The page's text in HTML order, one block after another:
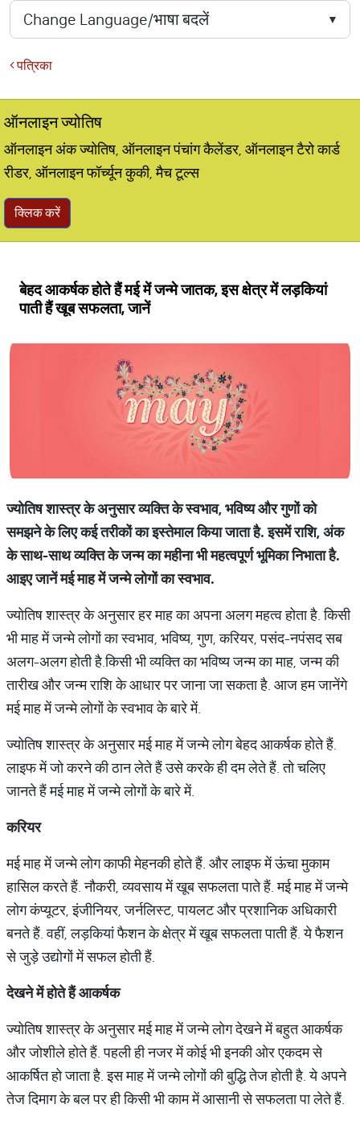
पत्रिका
ऑनलाइन ज्योतिष
ऑनलाइन अंक ज्योतिष, ऑनलाइन पंचांग कैलेंडर, ऑनलाइन टैरो कार्ड
रीडर, ऑनलाइन फॉर्च्यून कुकी, मैच टूल्स
क्लिक करें
बेहद आकर्षक होते हैं मई में जन्मे जातक, इस क्षेत्र में लड़कियां
पाती हैं खूब सफलता, जानें
ज्योतिष शास्त्र के अनुसार व्यक्ति के स्वभाव, भविष्य और गुणों को
समझने के लिए कई तरीकों का इस्तेमाल किया जाता है. इसमें राशि, अंक
के साथ-साथ व्यक्ति के जन्म का महीना भी महत्वपूर्ण भूमिका निभाता है.
आइए जानें मई माह में जन्मे लोगों का स्वभाव.
ज्योतिष शास्त्र के अनुसार हर माह का अपना अलग महत्व होता है. किसी
भी माह में जन्मे लोगों का स्वभाव, भविष्य, गुण, करियर, पसंद-नपंसद सब
अलग-अलग होती है.किसी भी व्यक्ति का भविष्य जन्म का माह, जन्म की
तारीख और जन्म राशि के आधार पर जाना जा सकता है. आज हम जानेंगे
मई माह में जन्मे लोगों के स्वभाव के बारे में.
ज्योतिष शास्त्र के अनुसार मई माह में जन्मे लोग बेहद आकर्षक होते हैं.
लाइफ में जो करने की ठान लेते हैं उसे करके ही दम लेते हैं. तो चलिए
जानते हैं मई माह में जन्मे लोगों के बारे में.
करियर
मई माह में जन्मे लोग काफी मेहनकी होते हैं. और लाइफ में ऊंचा मुकाम
हासिल करते हैं. नौकरी, व्यवसाय में खूब सफलता पाते हैं. मई माह में जन्मे
लोग कंप्यूटर, इंजीनियर, जर्नलिस्ट, पायलट और प्रशानिक अधिकारी
बनते हैं. वहीं, लड़कियां फैशन के क्षेत्र में खूब सफलता पाती हैं. ये फैशन
से जुड़े उद्योगों में सफल होती हैं.
देखनेमेंहोतेहैंआकर्षक
ज्योतिष शास्त्र के अनुसार मई माह में जन्मे लोग देखने में बहुत आकर्षक
और जोशीले होते हैं. पहली ही नजर में कोई भी इनकी ओर एकदम से
आकर्षित हो जाता है. इस माह में जन्मे लोगों की बुद्धि तेज होती है. ये अपने
तेज दिमाग के बल पर ही किसी भी काम में आसानी से सफलता पा लेते हैं.